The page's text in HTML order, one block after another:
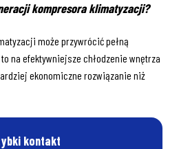
kompresora klimatyzacji?
może przywrócić pełną
na efektywniejsze chłodzenie wnętrza
ekonomiczne rozwiązanie niż
kontakt